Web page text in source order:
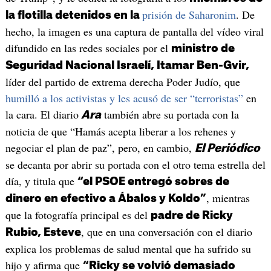
la flotilla detenidos en la prisión de Saharonim. De
hecho, la imagen es una captura de pantalla del vídeo viral
difundido en las redes sociales por el ministro de
Seguridad Nacional Israelí, Itamar Ben-Gvir,
líder del partido de extrema derecha Poder Judío, que
humilló a los activistas y les acusó de ser “terroristas”en
la cara. El diarioAratambién abre su portada con la
noticia de que “Hamás acepta liberar a los rehenes y
negociar el plan de paz”, pero, en cambio, El Periódico
se decanta por abrir su portada con el otro tema estrella del
día, y titula que “el PSOE entregó sobres de
dinero en efectivo a Ábalos y Koldo”, mientras
que la fotografía principal es del padre de Ricky
Rubio, Esteve, que en una conversación con el diario
explica los problemas de salud mental que ha sufrido su
hijo y afirma que “Ricky se volvió demasiado